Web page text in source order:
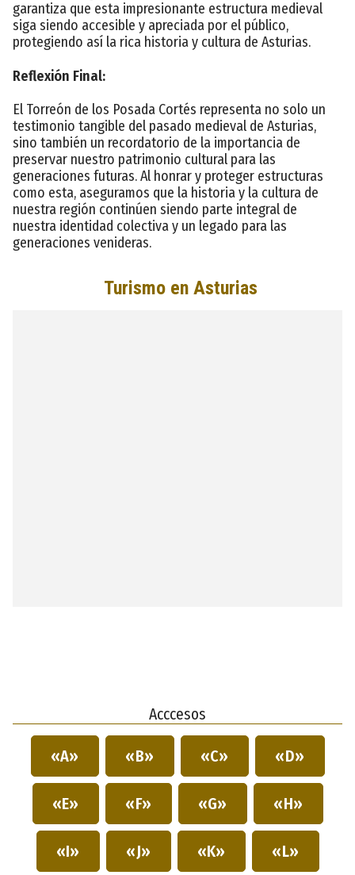
garantiza que esta impresionante estructura medieval
siga siendo accesible y apreciada por el público,
protegiendo así la rica historia y cultura de Asturias.
Reflexión Final:
El Torreón de los Posada Cortés representa no solo un
testimonio tangible del pasado medieval de Asturias,
sino también un recordatorio de la importancia de
preservar nuestro patrimonio cultural para las
generaciones futuras. Al honrar y proteger estructuras
como esta, aseguramos que la historia y la cultura de
nuestra región continúen siendo parte integral de
nuestra identidad colectiva y un legado para las
generaciones venideras.
Acccesos
«A» «B» «C» «D»
«E» «F» «G» «H»
«I» «J» «K» «L»